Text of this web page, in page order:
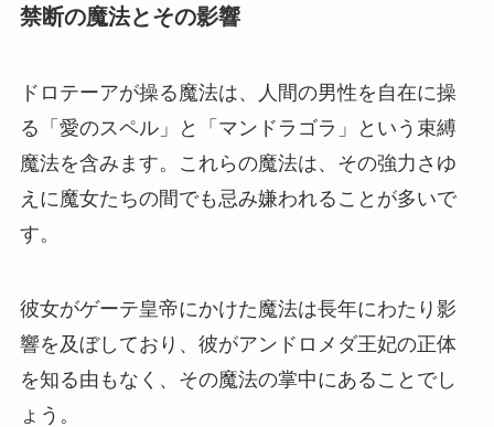
禁断の魔法とその影響
ドロテーアが操る魔法は、人間の男性を自在に操
る「愛のスペル」と「マンドラゴラ」という束縛
魔法を含みます。これらの魔法は、その強力さゆ
えに魔女たちの間でも忌み嫌われることが多いで
す。
彼女がゲーテ皇帝にかけた魔法は長年にわたり影
響を及ぼしており、彼がアンドロメダ王妃の正体
を知る由もなく、その魔法の掌中にあることでし
ょう。